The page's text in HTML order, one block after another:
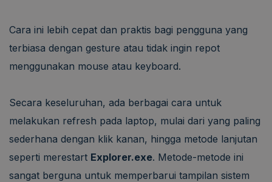
Cara ini lebih cepat dan praktis bagi pengguna yang
terbiasa dengan gesture atau tidak ingin repot
menggunakan mouse atau keyboard.
Secara keseluruhan, ada berbagai cara untuk
melakukan refresh pada laptop, mulai dari yang paling
sederhana dengan klik kanan, hingga metode lanjutan
seperti merestart Explorer.exe. Metode-metode ini
sangat berguna untuk memperbarui tampilan sistem